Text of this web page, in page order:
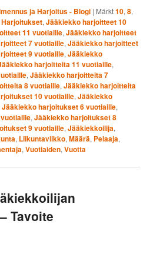
ja Harjoitus - Blogi | Märkt10,8,
Harjoitukset,Jääkiekko harjoitteet 10
11 vuotiaille,Jääkiekko harjoitteet
7 vuotiaille,Jääkiekko harjoitteet
9 vuotiaille,Jääkiekko
harjoitteita 11 vuotiaille,
,Jääkiekko harjoitteita 7
8 vuotiaille,Jääkiekko harjoitteita
10 vuotiaille,Jääkiekko
Jääkiekko harjoitukset 6 vuotiaille,
,Jääkiekko harjoitukset 8
9 vuotiaille,Jääkiekkoilija,
, Liikuntaviikko,Määrä, Pelaaja,
,Vuotiaiden,Vuotta
Tavoite